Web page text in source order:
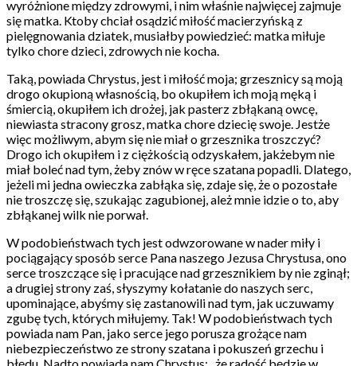
wyróżnione między zdrowymi, i nim właśnie najwięcej zajmuje
się matka. Ktoby chciał osądzić miłość macierzyńską z
pielęgnowania dziatek, musiałby powiedzieć: matka miłuje
tylko chore dzieci, zdrowych nie kocha.
Taką, powiada Chrystus, jest i miłość moja; grzesznicy są moją
drogo okupioną własnością, bo okupiłem ich moją męką i
śmiercią, okupiłem ich drożej, jak pasterz zbłąkaną owcę,
niewiasta stracony grosz, matka chore dziecię swoje. Jestże
więc możliwym, abym się nie miał o grzesznika troszczyć?
Drogo ich okupiłem i z ciężkością odzyskałem, jakżebym nie
miał boleć nad tym, żeby znów w ręce szatana popadli. Dlatego,
jeżeli mi jedna owieczka zabłąka się, zdaje się, że o pozostałe
nie troszczę się, szukając zagubionej, ależ mnie idzie o to, aby
zbłąkanej wilk nie porwał.
W podobieństwach tych jest odwzorowane w nader miły i
pociągający sposób serce Pana naszego Jezusa Chrystusa, ono
serce troszczące się i pracujące nad grzesznikiem by nie zginął;
a drugiej strony zaś, słyszymy kołatanie do naszych serc,
upominające, abyśmy się zastanowili nad tym, jak uczuwamy
zgubę tych, których miłujemy. Tak! W podobieństwach tych
powiada nam Pan, jako serce jego porusza grożące nam
niebezpieczeństwo ze strony szatana i pokuszeń grzechu i